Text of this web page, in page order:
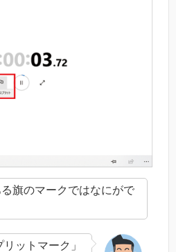
旗のマークではなにがで
ットマーク」